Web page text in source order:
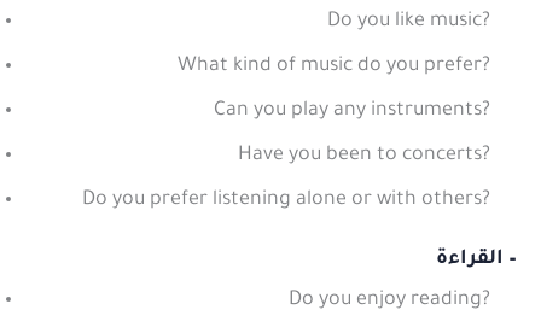
Do you like music?
What kind of music do you prefer?
Can you play any instruments?
Have you been to concerts?
Do you prefer listening alone or with others?
– القراءة
Do you enjoy reading?